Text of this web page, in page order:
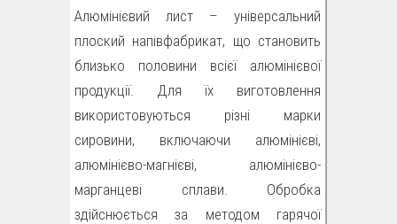
Алюмінієвий лист – універсальний
плоский напівфабрикат, що становить
близько половини всієї алюмінієвої
продукції. Для їх виготовлення
використовуються різні марки
сировини, включаючи алюмінієві,
алюмінієво-магнієві, алюмінієво-
марганцеві сплави. Обробка
здійснюється за методом гарячої